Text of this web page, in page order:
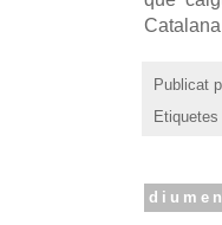
Publicat